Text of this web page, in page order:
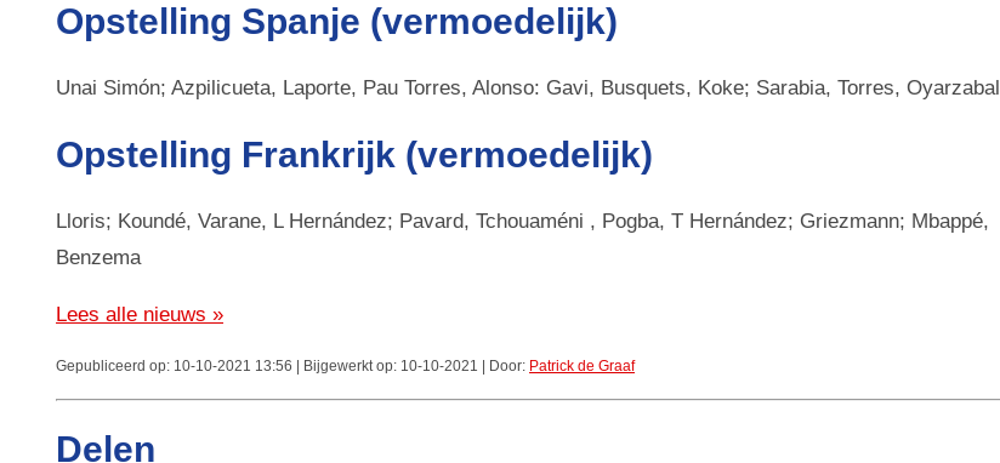
Opstelling Spanje (vermoedelijk)
Unai Simón; Azpilicueta, Laporte, Pau Torres, Alonso: Gavi, Busquets, Koke; Sarabia, Torres, Oyarzabal
Opstelling Frankrijk (vermoedelijk)
Lloris; Koundé, Varane, L Hernández; Pavard, Tchouaméni , Pogba, T Hernández; Griezmann; Mbappé,
Benzema
Lees alle nieuws »
Gepubliceerd op: 10-10-2021 13:56 | Bijgewerkt op: 10-10-2021 | Door: Patrick de Graaf
Delen